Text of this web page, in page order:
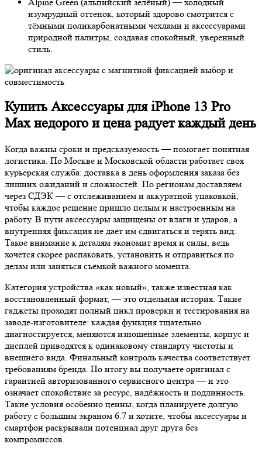
изумрудный оттенок, который здорово смотрится с
тёмными поликарбонатными чехлами и аксессуарами
природной палитры, создавая спокойный, уверенный
стиль.
Купить Аксессуары для iPhone 13 Pro
Max недорого и цена радует каждый день
Когда важны сроки и предсказуемость — помогает понятная
логистика. По Москве и Московской области работает своя
курьерская служба: доставка в день оформления заказа без
лишних ожиданий и сложностей. По регионам доставляем
через СДЭК — с отслеживанием и аккуратной упаковкой,
чтобы каждое решение пришло целым и настроенным на
работу. В пути аксессуары защищены от влаги и ударов, а
внутренняя фиксация не даёт им сдвигаться и терять вид.
Такое внимание к деталям экономит время и силы, ведь
хочется скорее распаковать, установить и отправиться по
делам или заняться съёмкой важного момента.
Категория устройства «как новый», также известная как
восстановленный формат, — это отдельная история. Такие
гаджеты проходят полный цикл проверки и тестирования на
заводе-изготовителе: каждая функция тщательно
диагностируется, меняются изношенные элементы, корпус и
дисплей приводятся к одинаковому стандарту чистоты и
внешнего вида. Финальный контроль качества соответствует
требованиям бренда. По итогу вы получаете оригинал с
гарантией авторизованного сервисного центра — и это
означает спокойствие за ресурс, надёжность и подлинность.
Такие условия особенно ценны, когда планируете долгую
работу с большим экраном 6.7 и хотите, чтобы аксессуары и
смартфон раскрывали потенциал друг друга без
компромиссов.